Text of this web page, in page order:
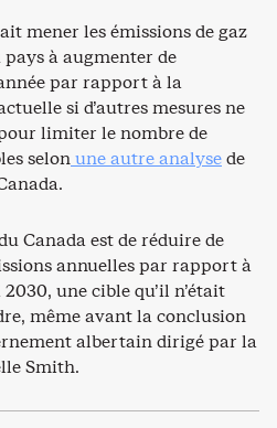
mener les émissions de gaz
pays à augmenter de
par rapport à la
si d’autres mesures ne
limiter le nombre de
selonune autre analysede
Canada est de réduire de
annuelles par rapport à
une cible qu’il n’était
même avant la conclusion
albertain dirigé par la
Smith.